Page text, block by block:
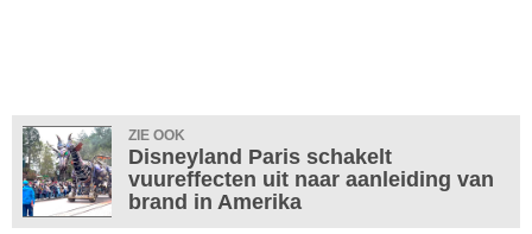
ZIE OOK
Disneyland Paris schakelt
vuureffecten uit naar aanleiding van
brand in Amerika